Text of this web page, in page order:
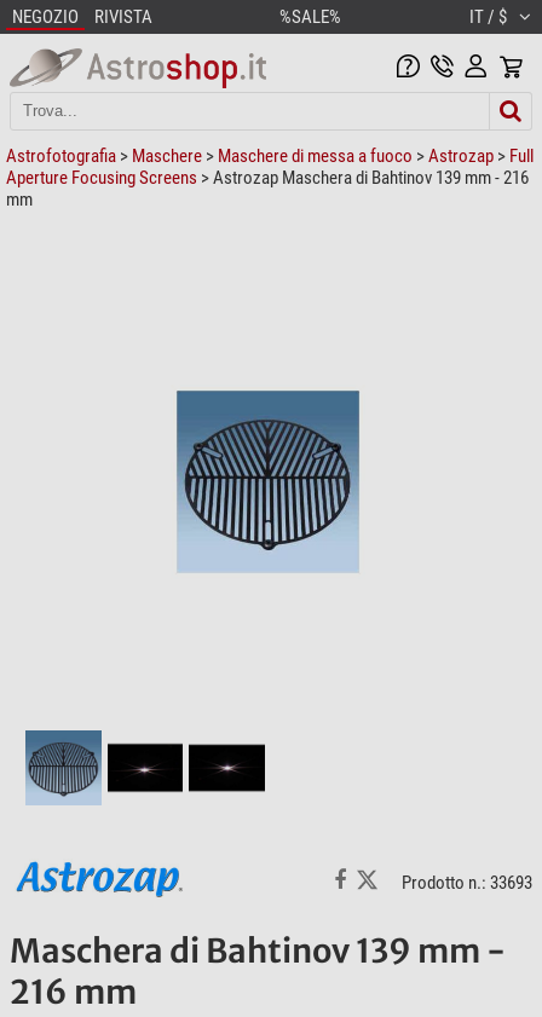
NEGOZIO RIVISTA %SALE% IT / $
Astrofotografia > Maschere > Maschere di messa a fuoco >Astrozap > Full
Aperture Focusing Screens > Astrozap Maschera di Bahtinov 139 mm - 216
mm
Prodotto n.: 33693
Maschera di Bahtinov 139 mm -
216 mm